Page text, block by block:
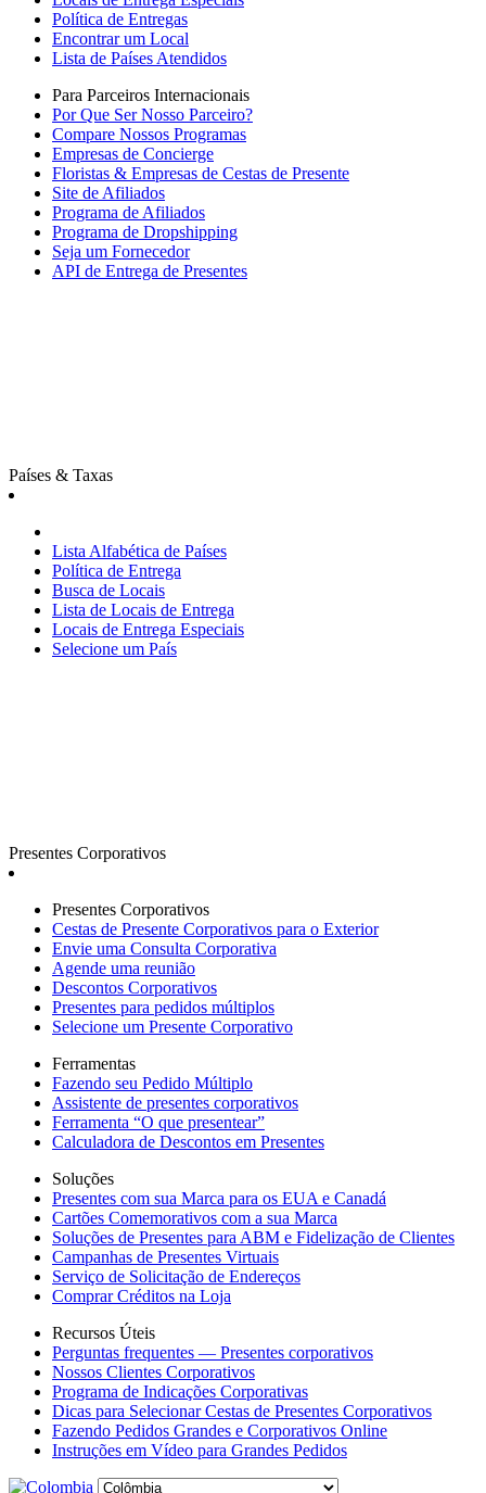
Política de Entregas
Encontrar um Local
Lista de Países Atendidos
Para Parceiros Internacionais
Por Que Ser Nosso Parceiro?
Compare Nossos Programas
Empresas de Concierge
Floristas & Empresas de Cestas de Presente
Site de Afiliados
Programa de Afiliados
Programa de Dropshipping
Seja um Fornecedor
API de Entrega de Presentes
Países & Taxas
Lista Alfabética de Países
Política de Entrega
Busca de Locais
Lista de Locais de Entrega
Locais de Entrega Especiais
Selecione um País
Presentes Corporativos
Presentes Corporativos
Cestas de Presente Corporativos para o Exterior
Envie uma Consulta Corporativa
Agende uma reunião
Descontos Corporativos
Presentes para pedidos múltiplos
Selecione um Presente Corporativo
Ferramentas
Fazendo seu Pedido Múltiplo
Assistente de presentes corporativos
Ferramenta “O que presentear”
Calculadora de Descontos em Presentes
Soluções
Presentes com sua Marca para os EUA e Canadá
Cartões Comemorativos com a sua Marca
Soluções de Presentes para ABM e Fidelização de Clientes
Campanhas de Presentes Virtuais
Serviço de Solicitação de Endereços
Comprar Créditos na Loja
Recursos Úteis
Perguntas frequentes — Presentes corporativos
Nossos Clientes Corporativos
Programa de Indicações Corporativas
Dicas para Selecionar Cestas de Presentes Corporativos
Fazendo Pedidos Grandes e Corporativos Online
Instruções em Vídeo para Grandes Pedidos